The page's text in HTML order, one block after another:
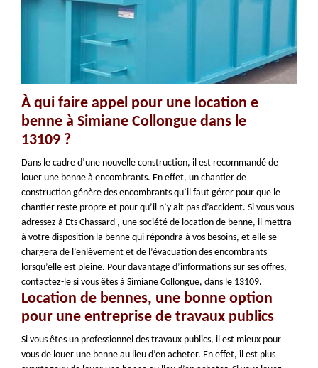
À qui faire appel pour une location e
benne à Simiane Collongue dans le
13109 ?
Dans le cadre d’une nouvelle construction, il est recommandé de
louer une benne à encombrants. En effet, un chantier de
construction génère des encombrants qu’il faut gérer pour que le
chantier reste propre et pour qu’il n’y ait pas d’accident. Si vous vous
adressez à Ets Chassard , une société de location de benne, il mettra
à votre disposition la benne qui répondra à vos besoins, et elle se
chargera de l’enlèvement et de l’évacuation des encombrants
lorsqu’elle est pleine. Pour davantage d’informations sur ses offres,
contactez-le si vous êtes à Simiane Collongue, dans le 13109.
Location de bennes, une bonne option
pour une entreprise de travaux publics
Si vous êtes un professionnel des travaux publics, il est mieux pour
vous de louer une benne au lieu d’en acheter. En effet, il est plus